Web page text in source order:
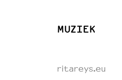
MUZIEK
ritareys.eu